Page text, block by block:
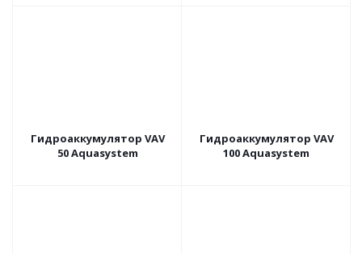
Гидроаккумулятор VAV
50 Aquasystem
Гидроаккумулятор VAV
100 Aquasystem